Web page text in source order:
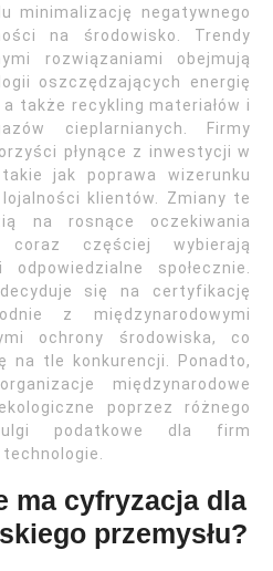
minimalizację negatywnego
na środowisko. Trendy
rozwiązaniami obejmują
oszczędzających energię
także recykling materiałów i
cieplarnianych. Firmy
płynące z inwestycji w
jak poprawa wizerunku
klientów. Zmiany te
na rosnące oczekiwania
coraz częściej wybierają
społecznie.
się na certyfikację
z międzynarodowymi
ochrony środowiska, co
na tle konkurencji. Ponadto,
międzynarodowe
poprzez różnego
podatkowe dla firm
ma cyfryzacja dla
przemysłu?